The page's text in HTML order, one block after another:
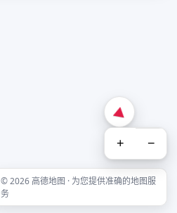
+ −
© 2026 高德地图 · 为您提供准确的地图服
务